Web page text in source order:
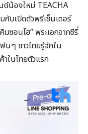
ด์น้องใหม่ TEACHA
บเปิดตัวพรีเซ็นเตอร์
ซอนโฮ” พระเอกจากซีรี่
ๆ ชาวไทยรู้จักใน
ในไทยตัวแรก